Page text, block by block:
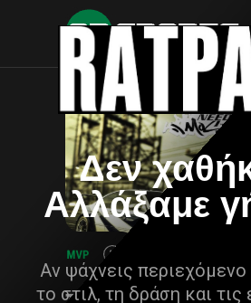
Δεν
Αλλάξαμε
Αν ψάχνεις περιεχόμενο
το στιλ, τη δράση και τις